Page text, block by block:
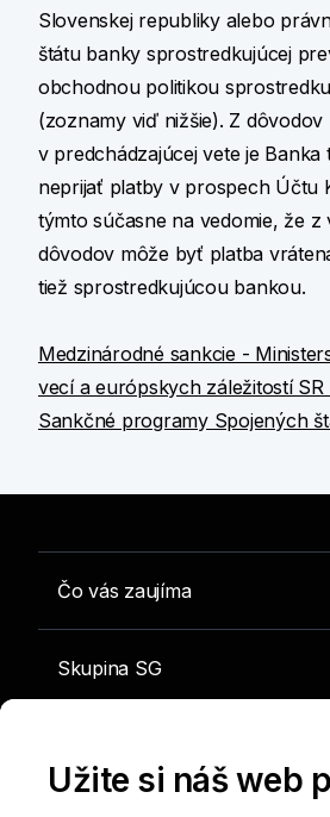
Slovenskej republiky alebo
štátu banky sprostredkujúcej
obchodnou politikou
(zoznamy viď nižšie). Z
v predchádzajúcej vete je Banka
neprijať platby v prospech Účtu
týmto súčasne na vedomie, že z
dôvodov môže byť platba
tiež sprostredkujúcou bankou.
Medzinárodné sankcie -
vecí a európskych záležitostí SR
Sankčné programy Spojených
Čo vás zaujíma
Skupina SG
Užite si náš web